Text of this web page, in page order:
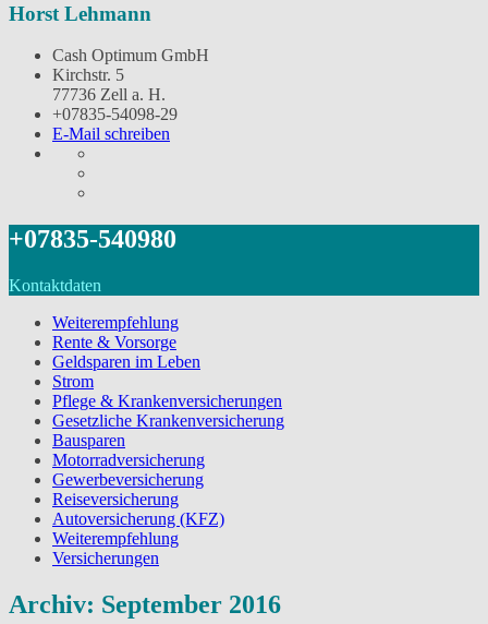
Horst Lehmann
Cash Optimum GmbH
Kirchstr. 5
77736 Zell a. H.
+07835-54098-29
E-Mail schreiben
+07835-540980
Kontaktdaten
Weiterempfehlung
Rente & Vorsorge
Geldsparen im Leben
Strom
Pflege & Krankenversicherungen
Gesetzliche Krankenversicherung
Bausparen
Motorradversicherung
Gewerbeversicherung
Reiseversicherung
Autoversicherung (KFZ)
Weiterempfehlung
Versicherungen
Archiv: September 2016